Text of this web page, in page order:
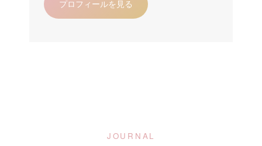
プロフィールを見る
JOURNAL